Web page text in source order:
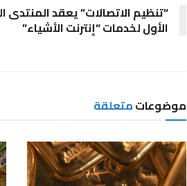
“تنظيم الاتصالات” يعقد المنتدى
الأول لخدمات “إنترنت الأشياء”
موضوعاتمتعلقة